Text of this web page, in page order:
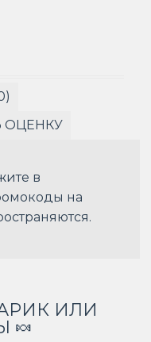
ОЦЕНКУ
в
на
ИЛИ
🍬